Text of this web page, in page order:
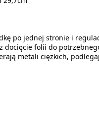
po jednej stronie i
docięcie folii do
metali ciężkich,